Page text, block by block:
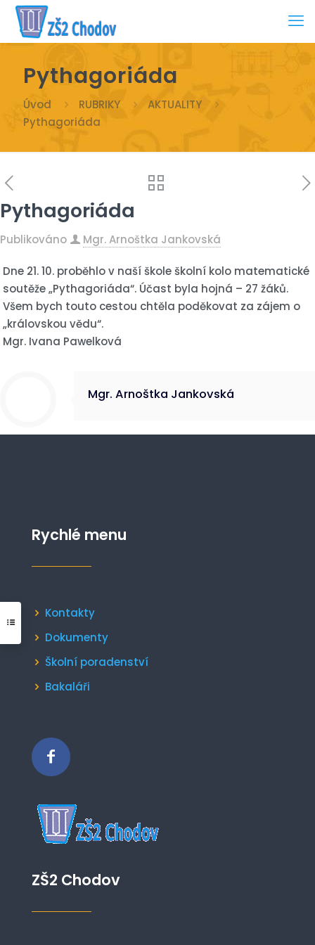
Pythagoriáda
Úvod RUBRIKY
AKTUALITY
Pythagoriáda
Pythagoriáda
Publikováno Mgr. Arnoštka Jankovská
Dne 21. 10. proběhlo v naší škole školní kolo matematické
soutěže „Pythagoriáda“. Účast byla hojná – 27 žáků.
Všem bych touto cestou chtěla poděkovat za zájem o
„královskou vědu“.
Mgr. Ivana Pawelková
Mgr. Arnoštka Jankovská
Rychlé menu
Kontakty
Dokumenty
Školní poradenství
Bakaláři
ZŠ2 Chodov